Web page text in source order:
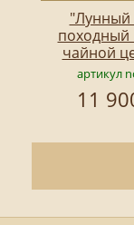
"Лунный
походный
чайной
артикул
11